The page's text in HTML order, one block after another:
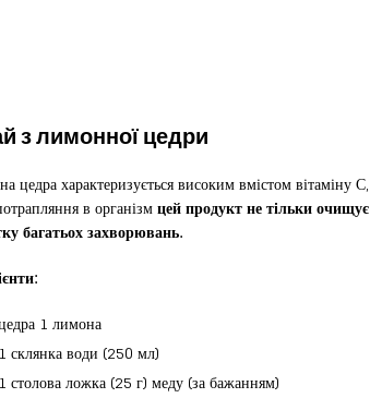
з лимонної цедри
цедра характеризується високим вмістом вітаміну
в організмцей продукт не тільки очищує
багатьох захворювань.
1 лимона
1 склянка води (250 мл)
1 столова ложка (25 г) меду (за бажанням)